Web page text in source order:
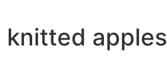
knitted apples